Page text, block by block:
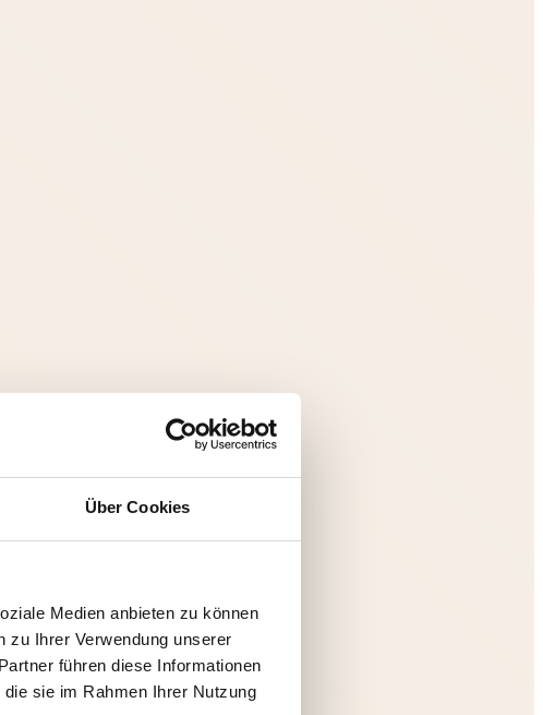
Über Cookies
Medien anbieten zu können
zu Ihrer Verwendung unserer
führen diese Informationen
sie im Rahmen Ihrer Nutzung